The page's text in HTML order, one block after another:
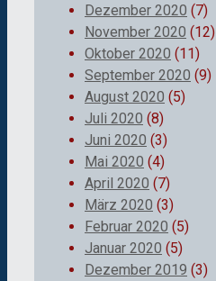
Dezember 2020 (7)
November 2020 (12)
Oktober 2020 (11)
September 2020 (9)
August 2020 (5)
Juli 2020 (8)
Juni 2020 (3)
Mai 2020 (4)
April 2020 (7)
März 2020 (3)
Februar 2020 (5)
Januar 2020 (5)
Dezember 2019 (3)